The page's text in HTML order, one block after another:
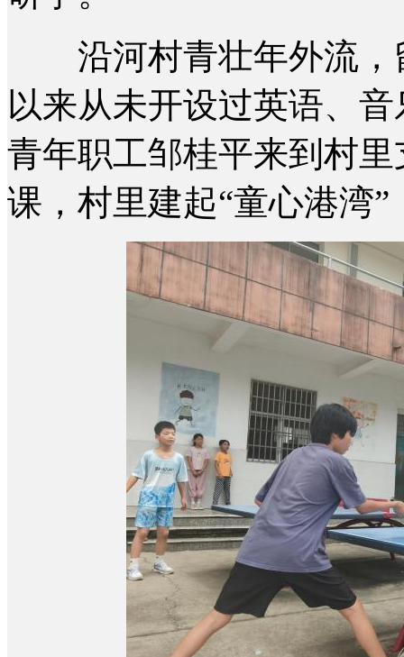
沿河村青壮年外流，
以来从未开设过英语、
青年职工邹桂平来到村
课，村里建起“童心港湾